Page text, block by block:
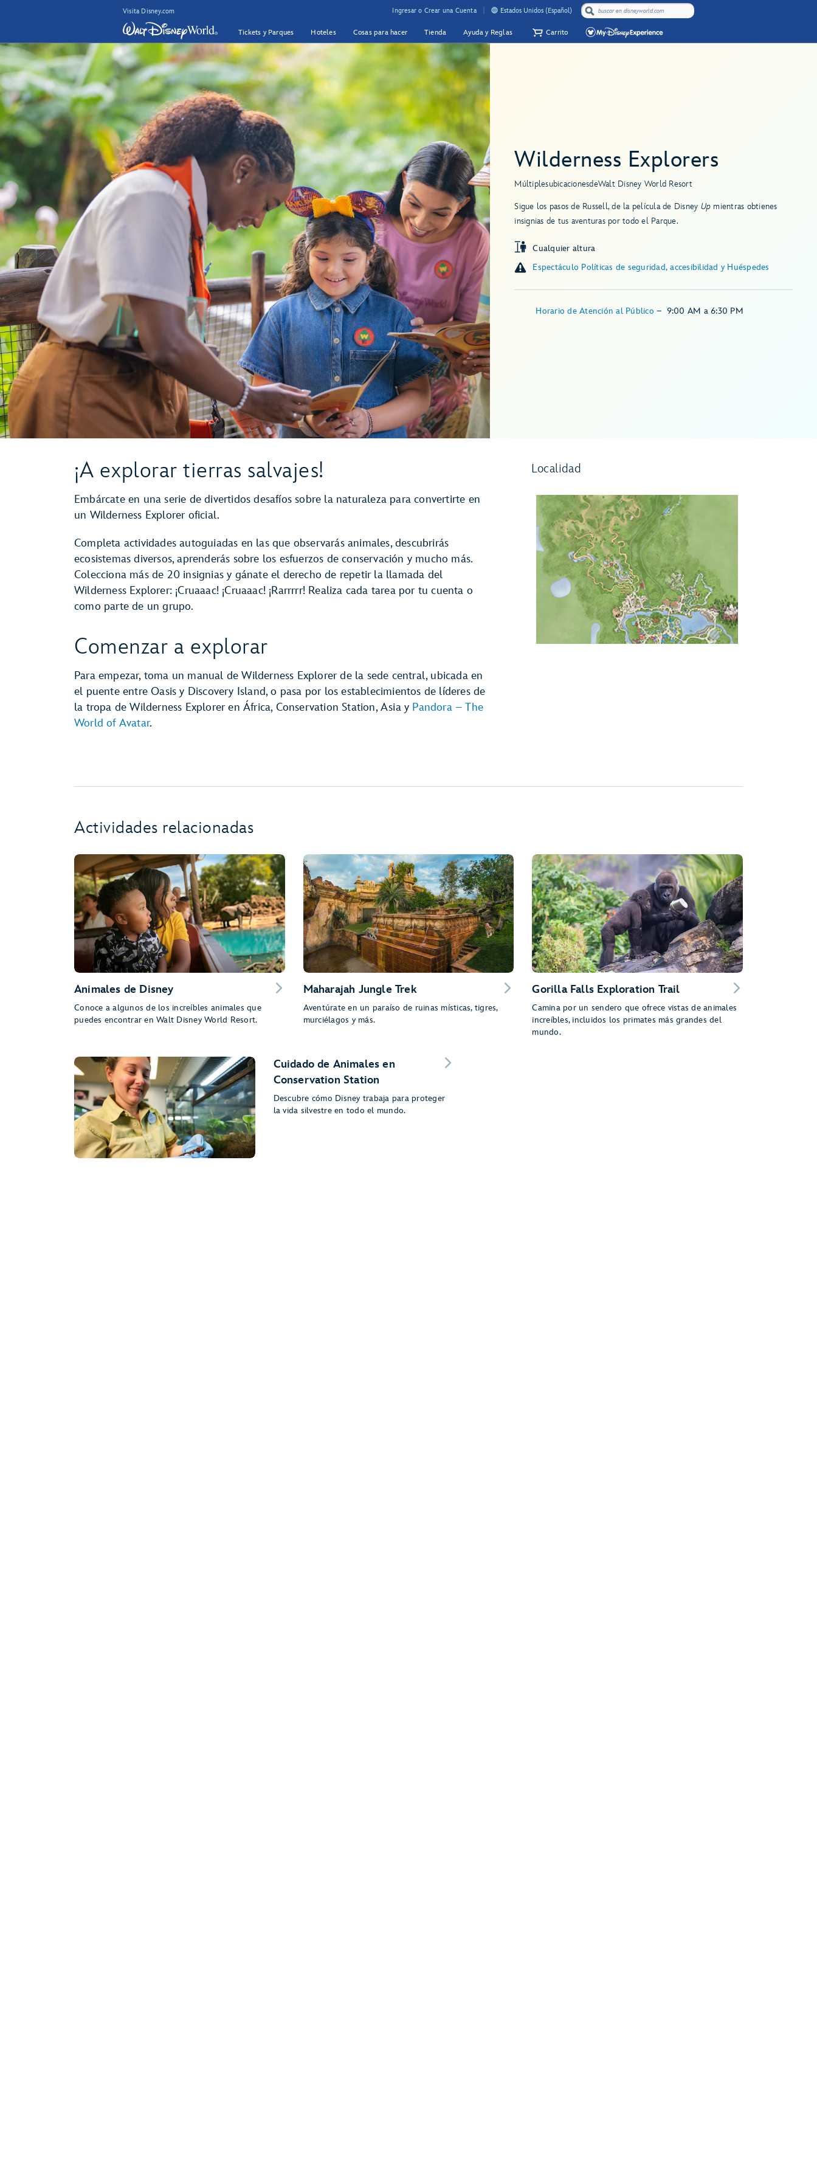
Visita Disney.com Ingresar o Crear una Cuenta Estados Unidos (Español)
Tickets y Parques Hoteles Cosas para hacer Tienda Ayuda y Reglas Carrito
Wilderness Explorers
MúltiplesubicacionesdeWalt Disney World Resort
Sigue los pasos de Russell, de la película de Disney Up mientras obtienes
insignias de tus aventuras por todo el Parque.
Cualquier altura
Espectáculo Políticas de seguridad, accesibilidad y Huéspedes
Horario de Atención al Público– 9:00 AM a 6:30 PM
¡A explorar tierras salvajes!
Embárcate en una serie de divertidos desafíos sobre la naturaleza para convertirte en
un Wilderness Explorer oficial.
Completa actividades autoguiadas en las que observarás animales, descubrirás
ecosistemas diversos, aprenderás sobre los esfuerzos de conservación y mucho más.
Colecciona más de 20 insignias y gánate el derecho de repetir la llamada del
Wilderness Explorer: ¡Cruaaac! ¡Cruaaac! ¡Rarrrrr! Realiza cada tarea por tu cuenta o
como parte de un grupo.
Comenzar a explorar
Para empezar, toma un manual de Wilderness Explorer de la sede central, ubicada en
el puente entre Oasis y Discovery Island, o pasa por los establecimientos de líderes de
la tropa de Wilderness Explorer en África, Conservation Station, Asia y Pandora – The
World of Avatar.
Localidad
Actividades relacionadas
Animales de Disney
Conoce a algunos de los increíbles animales que
puedes encontrar en Walt Disney World Resort.
Maharajah Jungle Trek
Aventúrate en un paraíso de ruinas místicas, tigres,
murciélagos y más.
Gorilla Falls Exploration Trail
Camina por un sendero que ofrece vistas de animales
increíbles, incluidos los primates más grandes del
mundo.
Cuidado de Animales en
Conservation Station
Descubre cómo Disney trabaja para proteger
la vida silvestre en todo el mundo.